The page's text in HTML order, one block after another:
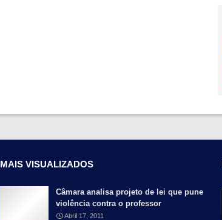
MAIS VISUALIZADOS
Câmara analisa projeto de lei que pune
violência contra o professor
Abril 17, 2011